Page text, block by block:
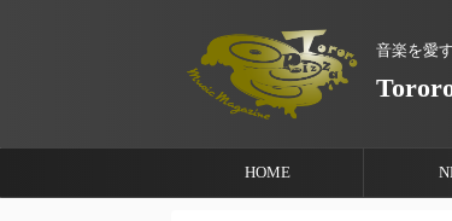
音楽を愛
HOME